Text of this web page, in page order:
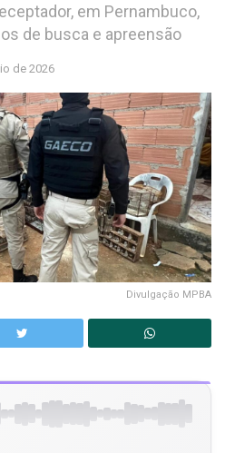
em Pernambuco,
de busca e apreensão
de 2026
Divulgação MPBA